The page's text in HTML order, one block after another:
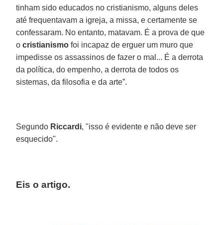
tinham sido educados no cristianismo, alguns deles
até frequentavam a igreja, a missa, e certamente se
confessaram. No entanto, matavam. É a prova de que
ocristianismo foi incapaz de erguer um muro que
impedisse os assassinos de fazer o mal... É a derrota
da política, do empenho, a derrota de todos os
sistemas, da filosofia e da arte”.
Segundo Riccardi, "isso é evidente e não deve ser
esquecido".
Eis o artigo.